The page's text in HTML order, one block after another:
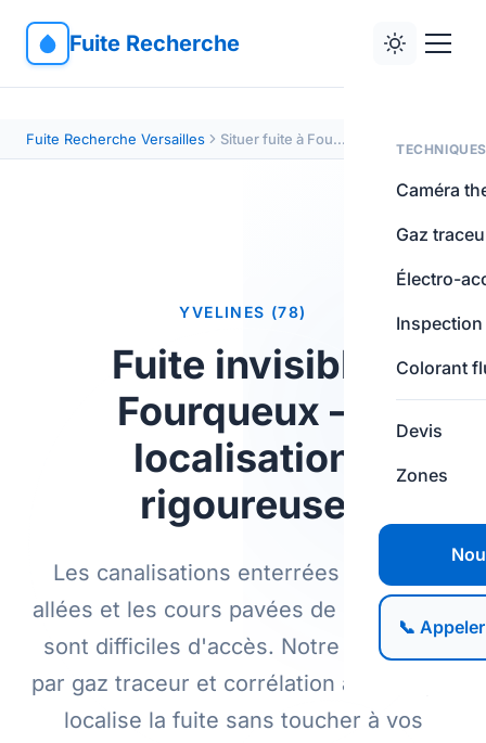
Fuite Recherche
TECHNIQUES
Caméra
Gaz
Électro-
Colorant
Devis
Zones
📞
Fuite Recherche Versailles Situer fuite à Fourqueux (78112)
YVELINES (78)
Fuite invisible
Fourqueux —
localisation
rigoureuse
Les canalisations enterrées sous les
allées et les cours pavées de Fourqueux
sont difficiles d'accès. Notre détection
par gaz traceur et corrélation acoustique
localise la fuite sans toucher à vos